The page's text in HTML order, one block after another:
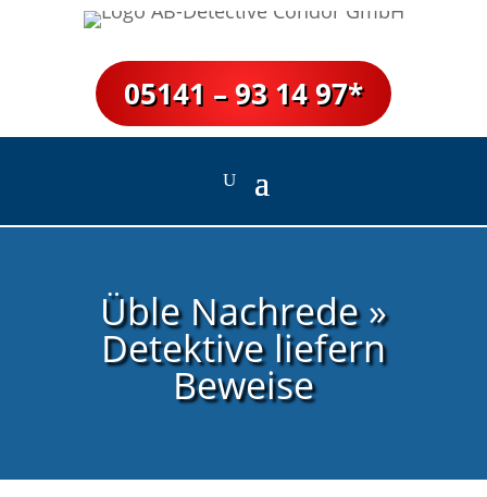
05141 – 93 14 97*
Üble Nachrede »
Detektive liefern
Beweise